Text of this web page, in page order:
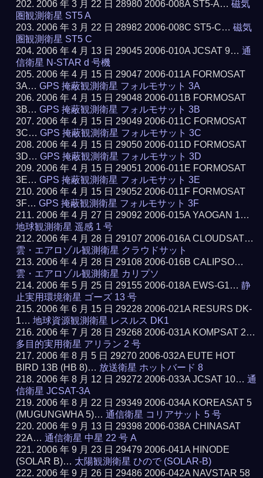
2006 年 3 月 22 日 28980 2006-008A ST5-A…磁気
圏観測衛星 ST5 A
2006 年 3 月 22 日 28982 2006-008C ST5-C…磁気
圏観測衛星 ST5 C
2006 年 4 月 13 日 29045 2006-010A JCSAT 9…通
信衛星 N-STAR d 号機
2006 年 4 月 15 日 29047 2006-011A FORMOSAT
3A…GPS 掩蔽観測衛星 フォルモサット 3A
2006 年 4 月 15 日 29048 2006-011B FORMOSAT
3B…GPS 掩蔽観測衛星 フォルモサット 3B
2006 年 4 月 15 日 29049 2006-011C FORMOSAT
3C…GPS 掩蔽観測衛星 フォルモサット 3C
2006 年 4 月 15 日 29050 2006-011D FORMOSAT
3D…GPS 掩蔽観測衛星 フォルモサット 3D
2006 年 4 月 15 日 29051 2006-011E FORMOSAT
3E…GPS 掩蔽観測衛星 フォルモサット 3E
2006 年 4 月 15 日 29052 2006-011F FORMOSAT
3F…GPS 掩蔽観測衛星 フォルモサット 3F
2006 年 4 月 27 日 29092 2006-015A YAOGAN 1…
地球観測衛星 遥感 1 号
2006 年 4 月 28 日 29107 2006-016A CLOUDSAT…
雲・エアロゾル観測衛星 クラウドサット
2006 年 4 月 28 日 29108 2006-016B CALIPSO…
雲・エアロゾル観測衛星 カリプソ
2006 年 5 月 25 日 29155 2006-018A EWS-G1…静
止実用環境衛星 ゴーズ 13 号
2006 年 6 月 15 日 29228 2006-021A RESURS DK-
1…地球資源観測衛星 レスルス DK1
2006 年 7 月 28 日 29268 2006-031A KOMPSAT 2…
多目的実用衛星 アリラン 2 号
2006 年 8 月 5 日 29270 2006-032A EUTE HOT
BIRD 13B (HB 8)… 放送衛星 ホットバード 8
2006 年 8 月 12 日 29272 2006-033A JCSAT 10…通
信衛星 JCSAT-3A
2006 年 8 月 22 日 29349 2006-034A KOREASAT 5
(MUGUNGWHA 5)…通信衛星 コリアサット 5 号
2006 年 9 月 13 日 29398 2006-038A CHINASAT
22A…通信衛星 中星 22 号 A
2006 年 9 月 23 日 29479 2006-041A HINODE
(SOLAR B)… 太陽観測衛星 ひので (SOLAR-B)
2006 年 9 月 26 日 29486 2006-042A NAVSTAR 58